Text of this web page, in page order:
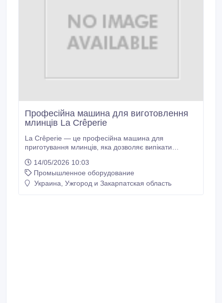
Професійна машина для виготовлення
млинців La Crêperie
La Crêperie — це професійна машина для
приготування млинців, яка дозволяє випікати
швидкістю випікання та простотою використання. La
Crêperie – єдина машина для млинців, яка дозволяє
приготувати до 240 порцій за одну годину і не
14/05/2026 10:03
Промышленное оборудование
Украина, Ужгород и Закарпатская область